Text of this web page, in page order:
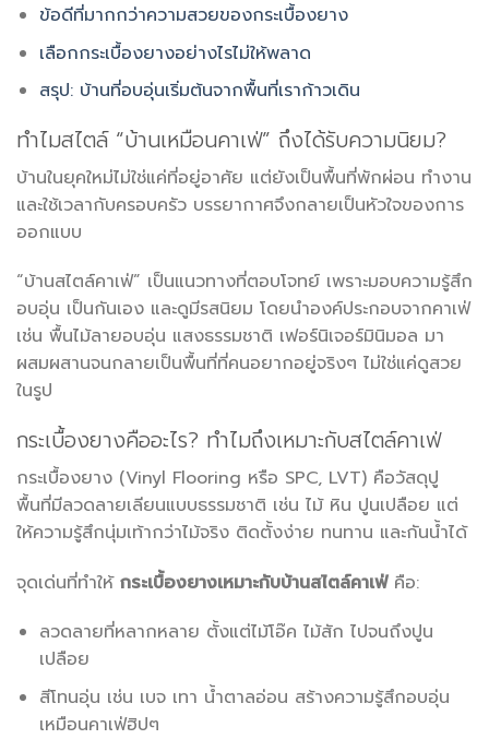
ข้อดีที่มากกว่าความสวยของกระเบื้องยาง
เลือกกระเบื้องยางอย่างไรไม่ให้พลาด
สรุป: บ้านที่อบอุ่นเริ่มต้นจากพื้นที่เราก้าวเดิน
ทำไมสไตล์ “บ้านเหมือนคาเฟ่” ถึงได้รับความนิยม?
บ้านในยุคใหม่ไม่ใช่แค่ที่อยู่อาศัย แต่ยังเป็นพื้นที่พักผ่อน ทำงาน
และใช้เวลากับครอบครัว บรรยากาศจึงกลายเป็นหัวใจของการ
ออกแบบ
“บ้านสไตล์คาเฟ่” เป็นแนวทางที่ตอบโจทย์ เพราะมอบความรู้สึก
อบอุ่น เป็นกันเอง และดูมีรสนิยม โดยนำองค์ประกอบจากคาเฟ่
เช่น พื้นไม้ลายอบอุ่น แสงธรรมชาติ เฟอร์นิเจอร์มินิมอล มา
ผสมผสานจนกลายเป็นพื้นที่ที่คนอยากอยู่จริงๆ ไม่ใช่แค่ดูสวย
ในรูป
กระเบื้องยางคืออะไร? ทำไมถึงเหมาะกับสไตล์คาเฟ่
กระเบื้องยาง (Vinyl Flooring หรือ SPC, LVT) คือวัสดุปู
พื้นที่มีลวดลายเลียนแบบธรรมชาติ เช่น ไม้ หิน ปูนเปลือย แต่
ให้ความรู้สึกนุ่มเท้ากว่าไม้จริง ติดตั้งง่าย ทนทาน และกันน้ำได้
จุดเด่นที่ทำให้ กระเบื้องยางเหมาะกับบ้านสไตล์คาเฟ่คือ:
ลวดลายที่หลากหลาย ตั้งแต่ไม้โอ๊ค ไม้สัก ไปจนถึงปูน
เปลือย
สีโทนอุ่น เช่น เบจ เทา น้ำตาลอ่อน สร้างความรู้สึกอบอุ่น
เหมือนคาเฟ่ฮิปๆ